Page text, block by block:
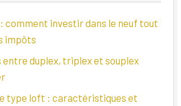
comment investir dans le neuf tout
impôts
duplex, triplex et souplex
type loft : caractéristiques et